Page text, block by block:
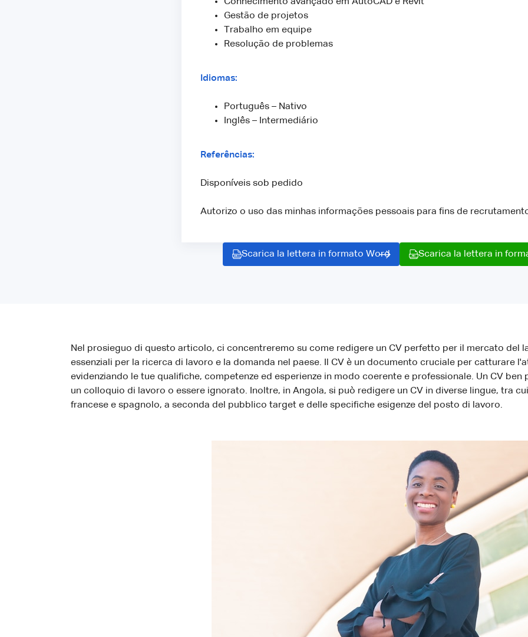
Gestão de projetos
Trabalho em equipe
Resolução de problemas
Idiomas:
Português – Nativo
Inglês – Intermediário
Referências:
Disponíveis sob pedido
Autorizo o uso das minhas informações pessoais para fins de
Scarica la lettera in formato Word Scarica la lettera in
Nel prosieguo di questo articolo, ci concentreremo su come redigere un CV perfetto per il mercato del
essenziali per la ricerca di lavoro e la domanda nel paese. Il CV è un documento cruciale per catturare
evidenziando le tue qualifiche, competenze ed esperienze in modo coerente e professionale. Un CV
un colloquio di lavoro o essere ignorato. Inoltre, in Angola, si può redigere un CV in diverse lingue, tra
francese e spagnolo, a seconda del pubblico target e delle specifiche esigenze del posto di lavoro.